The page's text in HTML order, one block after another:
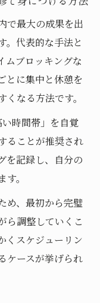
で最大の成果を出
。代表的な手法と
ムブロッキングな
とに集中と休憩を
なる方法です。
時間帯」を自覚
ることが推奨され
を記録し、自分の
。
め、最初から完璧
ら調整していくこ
くスケジューリン
ケースが挙げられ